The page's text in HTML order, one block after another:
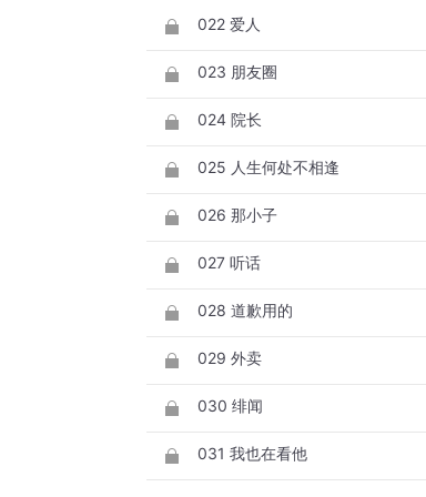
022 爱人
023 朋友圈
024 院长
025 人生何处不相逢
026 那小子
027 听话
028 道歉用的
029 外卖
030 绯闻
031 我也在看他